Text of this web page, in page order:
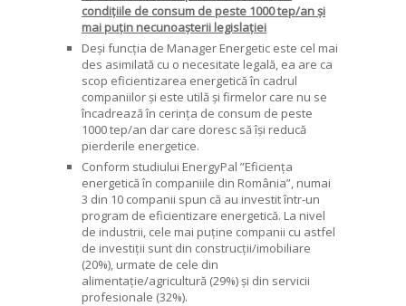
condițiile de consum de peste 1000 tep/an și
mai puțin necunoașterii legislației
Deși funcția de Manager Energetic este cel mai
des asimilată cu o necesitate legală, ea are ca
scop eficientizarea energetică în cadrul
companiilor și este utilă și firmelor care nu se
încadrează în cerința de consum de peste
1000 tep/an dar care doresc să își reducă
pierderile energetice.
Conform studiului EnergyPal ”Eficiența
energetică în companiile din România”, numai
3 din 10 companii spun că au investit într-un
program de eficientizare energetică. La nivel
de industrii, cele mai puține companii cu astfel
de investiții sunt din construcții/imobiliare
(20%), urmate de cele din
alimentație/agricultură (29%) și din servicii
profesionale (32%).